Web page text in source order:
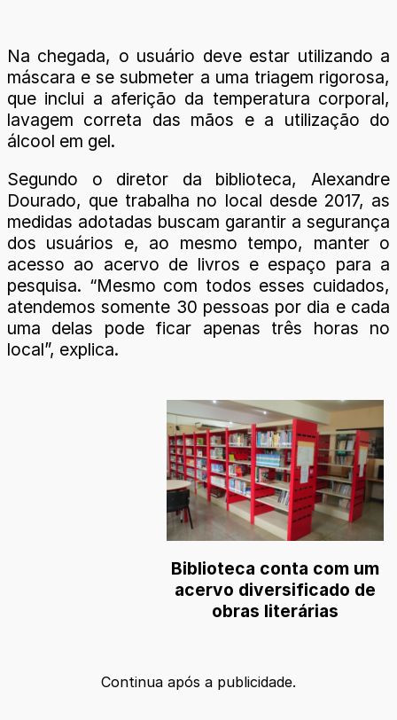
Na chegada, o usuário deve estar utilizando a
máscara e se submeter a uma triagem rigorosa,
que inclui a aferição da temperatura corporal,
lavagem correta das mãos e a utilização do
álcool em gel.
Segundo o diretor da biblioteca, Alexandre
Dourado, que trabalha no local desde 2017, as
medidas adotadas buscam garantir a segurança
dos usuários e, ao mesmo tempo, manter o
acesso ao acervo de livros e espaço para a
pesquisa. “Mesmo com todos esses cuidados,
atendemos somente 30 pessoas por dia e cada
uma delas pode ficar apenas três horas no
local”, explica.
Biblioteca conta com um
acervo diversificado de
obras literárias
Continua após a publicidade.